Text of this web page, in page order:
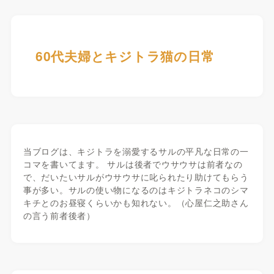
60代夫婦とキジトラ猫の日常
当ブログは、キジトラを溺愛するサルの平凡な日常の一
コマを書いてます。 サルは後者でウサウサは前者なの
で、だいたいサルがウサウサに叱られたり助けてもらう
事が多い。サルの使い物になるのはキジトラネコのシマ
キチとのお昼寝くらいかも知れない。（心屋仁之助さん
の言う前者後者）